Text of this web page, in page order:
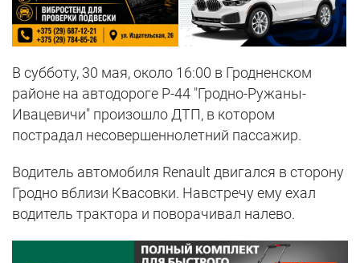
В субботу, 30 мая, около 16:00 в Гродненском
районе на автодороге Р-44 "Гродно-Ружаны-
Ивацевичи" произошло ДТП, в котором
пострадал несовершеннолетний пассажир.
Водитель автомобиля Renault двигался в сторону
Гродно вблизи Квасовки. Навстречу ему ехал
водитель трактора и поворачивал налево.